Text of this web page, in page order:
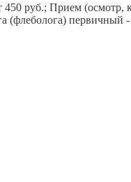
руб.; Прием (осмотр,
(флеболога) первичный